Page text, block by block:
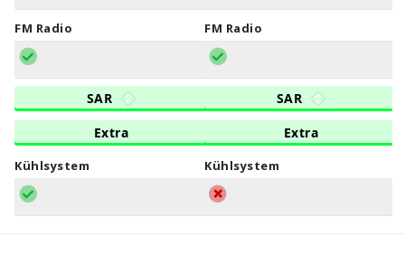
FM Radio
SAR
Extra
Kühlsystem
FM Radio
SAR
Extra
Kühlsystem